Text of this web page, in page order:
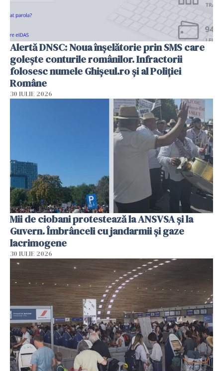
Alertă DNSC: Noua înșelătorie prin SMS care
golește conturile românilor. Infractorii
folosesc numele Ghișeul.ro și al Poliției
Române
30 IULIE 2026
Mii de ciobani protestează la ANSVSA și la
Guvern. Îmbrânceli cu jandarmii și gaze
lacrimogene
30 IULIE 2026